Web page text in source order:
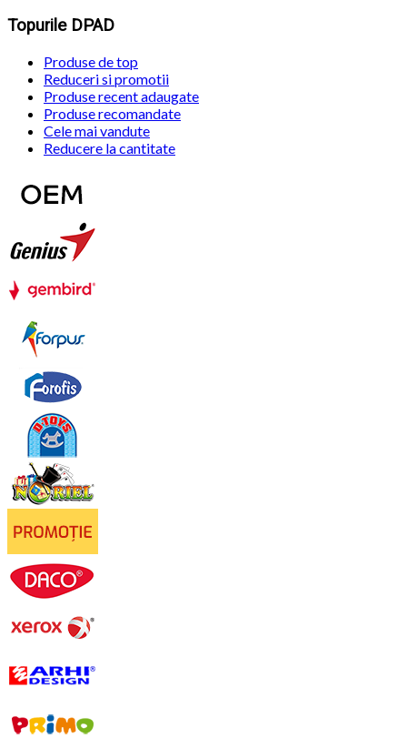
Topurile DPAD
Produse de top
Reduceri si promotii
Produse recent adaugate
Produse recomandate
Cele mai vandute
Reducere la cantitate